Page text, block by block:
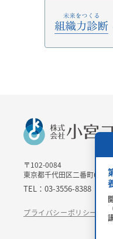
ミナー・研修
チャリティー講演会
・オンライン配
8月28日（金）15：00
〒102-0084
東京都千代田区二番町6-3
TEL：03-3556-8388 /
プライバシーポリシー